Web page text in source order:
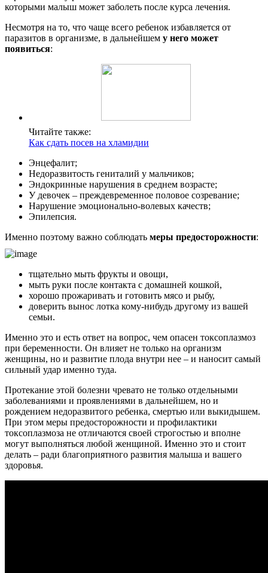
которыми малыш может заболеть после курса лечения.
Несмотря на то, что чаще всего ребенок избавляется от
паразитов в организме, в дальнейшем у него может
появиться:
Читайте также:
Как сдать посев на хламидии
Энцефалит;
Недоразвитость гениталий у мальчиков;
Эндокринные нарушения в среднем возрасте;
У девочек – преждевременное половое созревание;
Нарушение эмоционально-волевых качеств;
Эпилепсия.
Именно поэтому важно соблюдать меры предосторожности:
тщательно мыть фрукты и овощи,
мыть руки после контакта с домашней кошкой,
хорошо прожаривать и готовить мясо и рыбу,
доверить вынос лотка кому-нибудь другому из вашей
семьи.
Именно это и есть ответ на вопрос, чем опасен токсоплазмоз
при беременности. Он влияет не только на организм
женщины, но и развитие плода внутри нее – и наносит самый
сильный удар именно туда.
Протекание этой болезни чревато не только отдельными
заболеваниями и проявлениями в дальнейшем, но и
рождением недоразвитого ребенка, смертью или выкидышем.
При этом меры предосторожности и профилактики
токсоплазмоза не отличаются своей строгостью и вполне
могут выполняться любой женщиной. Именно это и стоит
делать – ради благоприятного развития малыша и вашего
здоровья.